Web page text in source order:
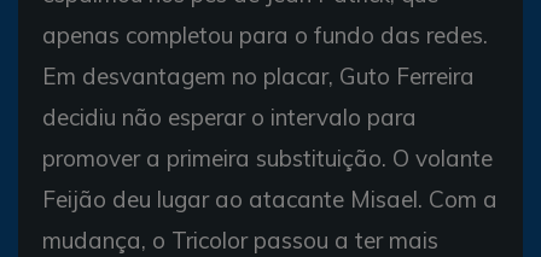
apenas completou para o fundo das redes.
Em desvantagem no placar, Guto Ferreira
decidiu não esperar o intervalo para
promover a primeira substituição. O volante
Feijão deu lugar ao atacante Misael. Com a
mudança, o Tricolor passou a ter mais